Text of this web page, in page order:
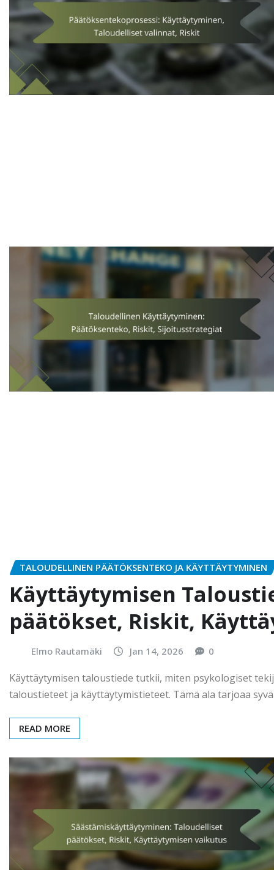
TALOUDELLINEN PÄÄTÖKSENTEKO JA KÄYTTÄYTYMINEN
Käyttäytymisen
päätökset, Riskit,
Elmo Rautamäki Jan 14, 2026 0
Käyttäytymisen taloustiede tutkii, miten psykologiset
taloustieteet ja käyttäytymistieteet. Tämä ala tarjoaa
READ MORE